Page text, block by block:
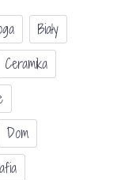
Biały
Ceramika
Dom